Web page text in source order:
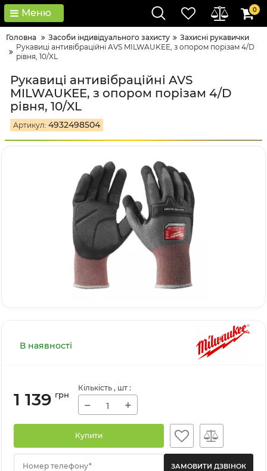
Меню 0
Головна Засоби індивідуального захисту
Захисні рукавички
Рукавиці антивібраційні AVS MILWAUKEE, з опором порізам 4/D
рівня, 10/XL
Рукавиці антивібраційні AVS
MILWAUKEE, з опором порізам 4/D
рівня, 10/XL
Артикул: 4932498504
В наявності
1 139 грн
Кількість , шт :
− +
Купити
Номер телефону*